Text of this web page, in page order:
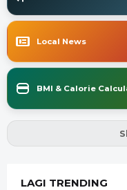
Local News
BMI & Calorie
LAGI TRENDING